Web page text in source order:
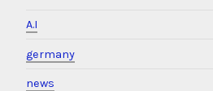
A.I
germany
news